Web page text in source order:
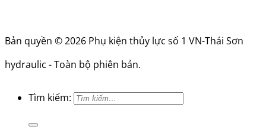
Bản quyền © 2026 Phụ kiện thủy lực số 1 VN-Thái Sơn
hydraulic - Toàn bộ phiên bản.
Tìm kiếm: